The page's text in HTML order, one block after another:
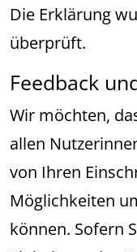
Die Erklärung
überprüft.
Feedback
Wir möchten,
allen
von Ihren
Möglichkeiten
können. Sofern